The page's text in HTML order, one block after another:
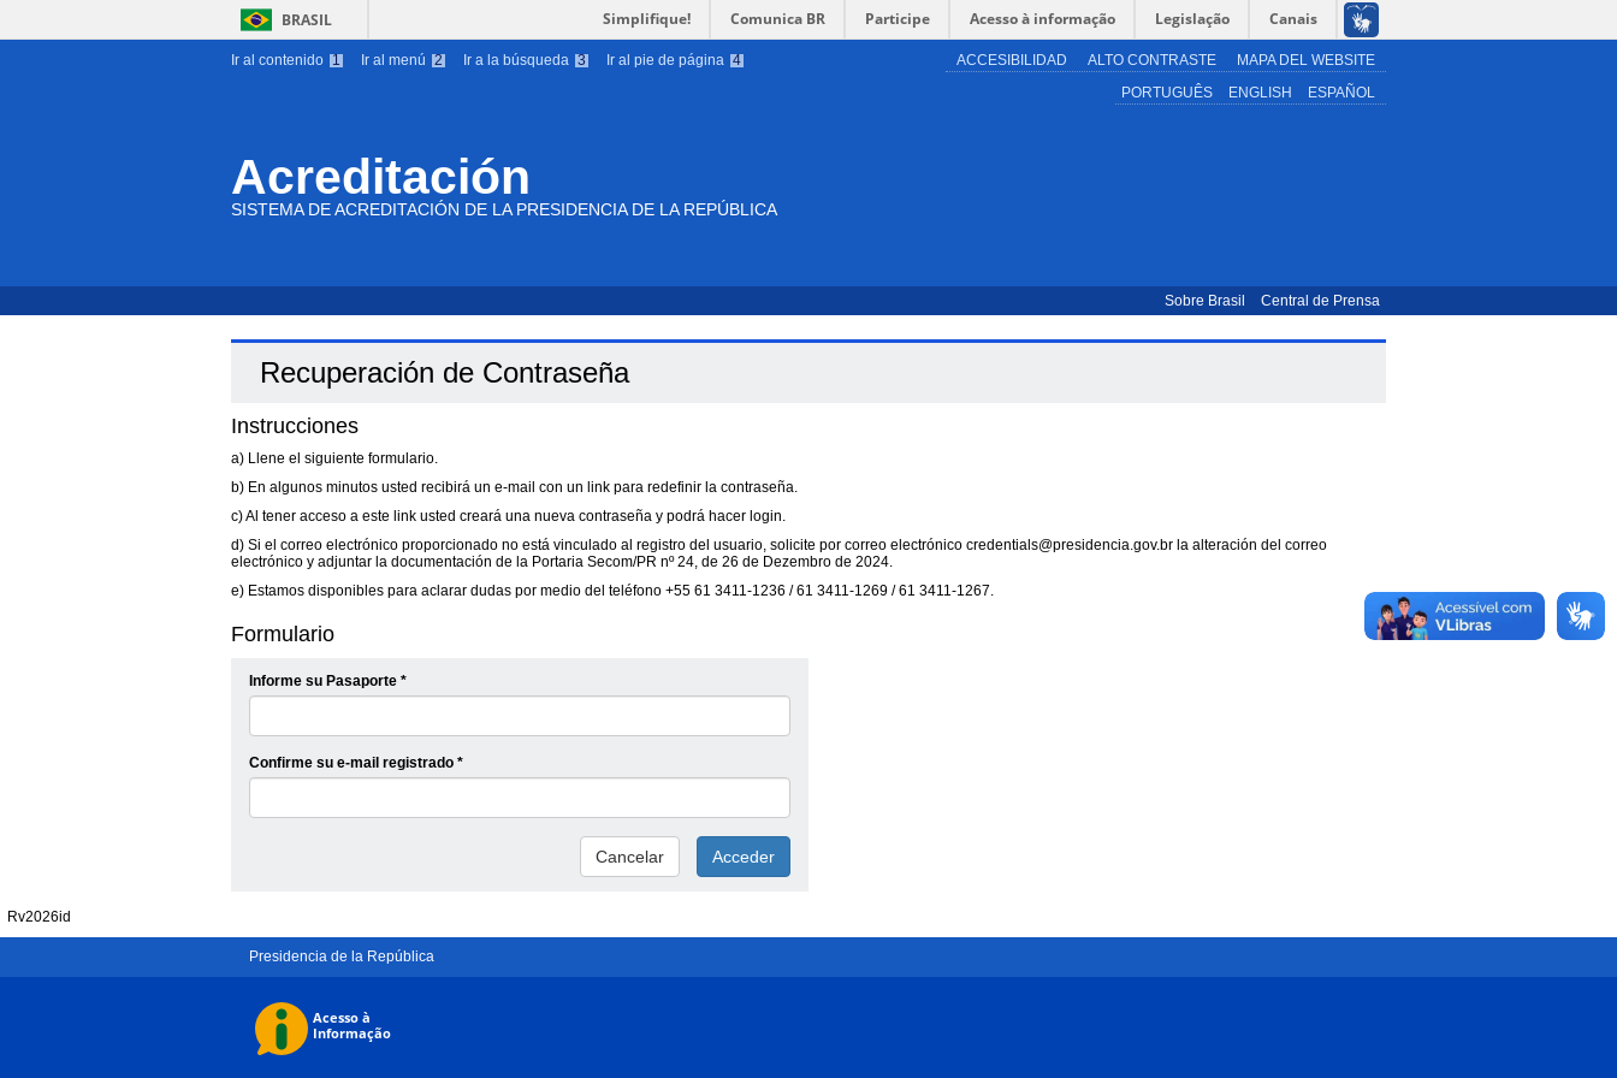
BRASIL Simplifique! Comunica BR Participe Acesso à informação Legislação Canais
Ir al contenido 1 Ir al menú 2 Ir a la búsqueda 3 Ir al pie de página 4 ACCESIBILIDAD ALTO CONTRASTE
MAPA DEL WEBSITE
PORTUGUÊS
ENGLISH ESPAÑOL
Acreditación
SISTEMA DE ACREDITACIÓN DE LA PRESIDENCIA DE LA REPÚBLICA
Sobre Brasil Central de Prensa
Recuperación de Contraseña
Instrucciones
a) Llene el siguiente formulario.
b) En algunos minutos usted recibirá un e-mail con un link para redefinir la contraseña.
c) Al tener acceso a este link usted creará una nueva contraseña y podrá hacer login.
d) Si el correo electrónico proporcionado no está vinculado al registro del usuario, solicite por correo electrónico credentials@presidencia.gov.br la alteración del correo
electrónico y adjuntar la documentación de la Portaria Secom/PR nº 24, de 26 de Dezembro de 2024.
e) Estamos disponibles para aclarar dudas por medio del teléfono +55 61 3411-1236 / 61 3411-1269 / 61 3411-1267.
Formulario
Informe su Pasaporte *
Confirme su e-mail registrado *
Acceder
Cancelar
Rv2026id
Presidencia de la República